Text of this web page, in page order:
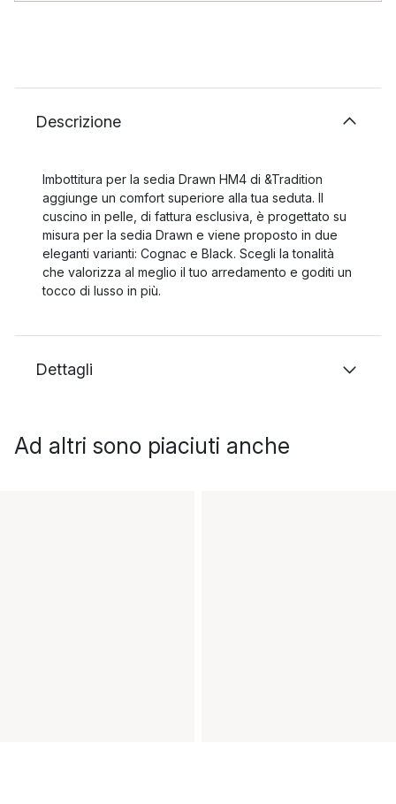
Descrizione
Imbottitura per la sedia Drawn HM4 di &Tradition
aggiunge un comfort superiore alla tua seduta. Il
cuscino in pelle, di fattura esclusiva, è progettato su
misura per la sedia Drawn e viene proposto in due
eleganti varianti: Cognac e Black. Scegli la tonalità
che valorizza al meglio il tuo arredamento e goditi un
tocco di lusso in più.
Dettagli
Ad altri sono piaciuti anche